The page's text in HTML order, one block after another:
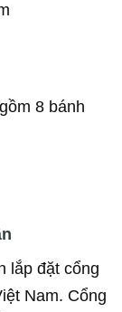
8 bánh
lắp đặt cổng
Nam. Cổng